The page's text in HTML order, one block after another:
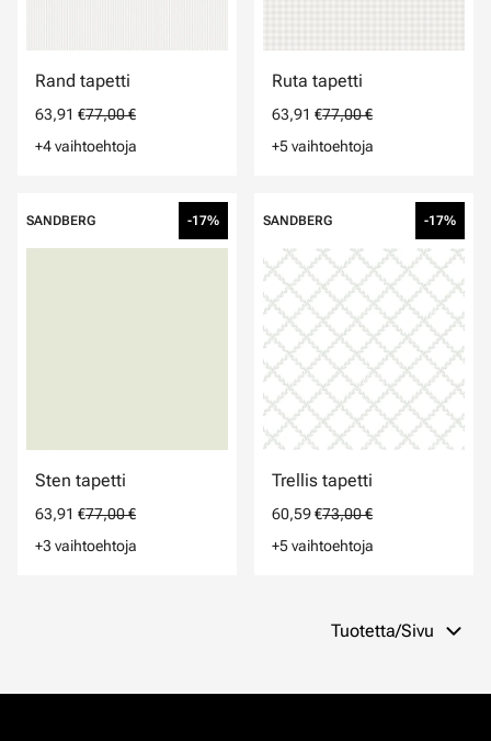
Rand tapetti
63,91 €77,00 €
+4 vaihtoehtoja
Ruta tapetti
63,91 €77,00 €
+5 vaihtoehtoja
SANDBERG -17%
Sten tapetti
63,91 €77,00 €
+3 vaihtoehtoja
SANDBERG -17%
Trellis tapetti
60,59 €73,00 €
+5 vaihtoehtoja
Tuotetta/Sivu